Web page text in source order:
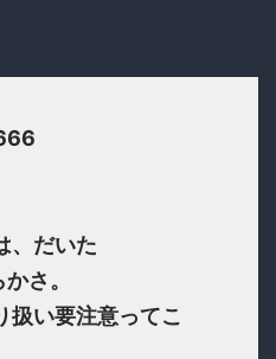
、だいた
さ。
扱い要注意ってこ